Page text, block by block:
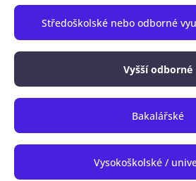
Středoškolské nebo odborné
Vyšší odborné
Bakalářské
Vysokoškolské /